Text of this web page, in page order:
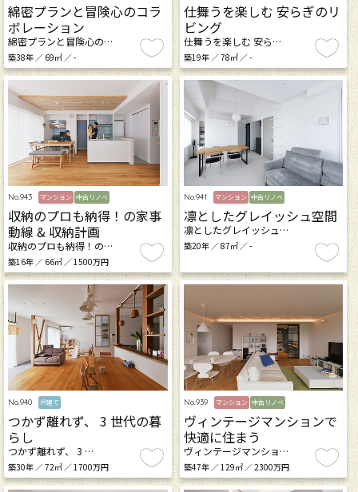
綿密プランと冒険心のコラ
ボレーション
綿密プランと冒険心の…
築38年 ／ 69㎡ ／ -
仕舞うを楽しむ 安らぎのリ
ビング
仕舞うを楽しむ 安ら…
築19年 ／ 78㎡ ／ -
No.943 マンション 中古リノベ
収納のプロも納得！の家事
動線 & 収納計画
収納のプロも納得！の…
築16年 ／ 66㎡ ／ 1500万円
No.941 マンション 中古リノベ
凛としたグレイッシュ空間
凛としたグレイッシュ…
築20年 ／ 87㎡ ／ -
No.940 戸建て
つかず離れず、 3 世代の暮
らし
つかず離れず、 3 …
築30年 ／ 72㎡ ／ 1700万円
No.939 マンション 中古リノベ
ヴィンテージマンションで
快適に住まう
ヴィンテージマンショ…
築47年 ／ 129㎡ ／ 2300万円